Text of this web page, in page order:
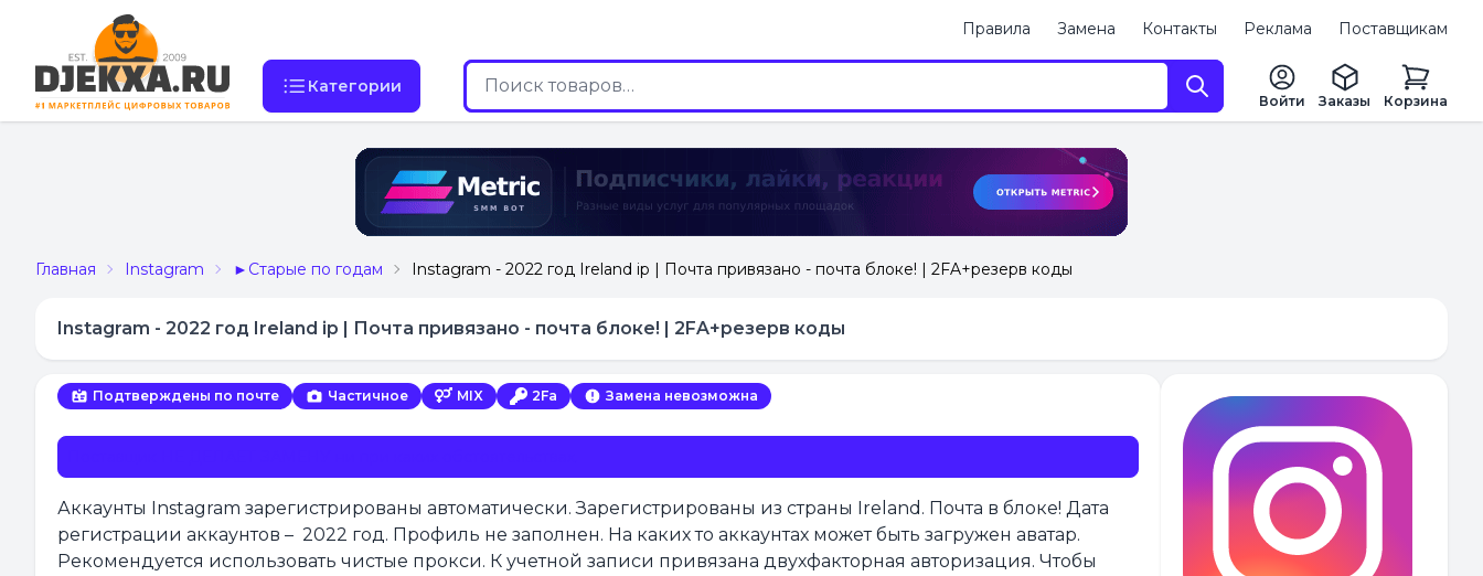
Правила Замена Контакты Реклама Поставщикам
Категории
Войти Заказы Корзина
Главная Instagram ►Старые по годам Instagram - 2022 год Ireland ip | Почта привязано - почта блоке! | 2FA+резерв коды
Instagram - 2022 год Ireland ip | Почта привязано - почта блоке! | 2FA+резерв коды
Подтверждены по почте Частичное MIX 2Fa Замена невозможна
Аккаунты Instagram зарегистрированы автоматически. Зарегистрированы из страны Ireland. Почта в блоке! Дата
регистрации аккаунтов – 2022 год. Профиль не заполнен. На каких то аккаунтах может быть загружен аватар.
Рекомендуется использовать чистые прокси. К учетной записи привязана двухфакторная авторизация. Чтобы